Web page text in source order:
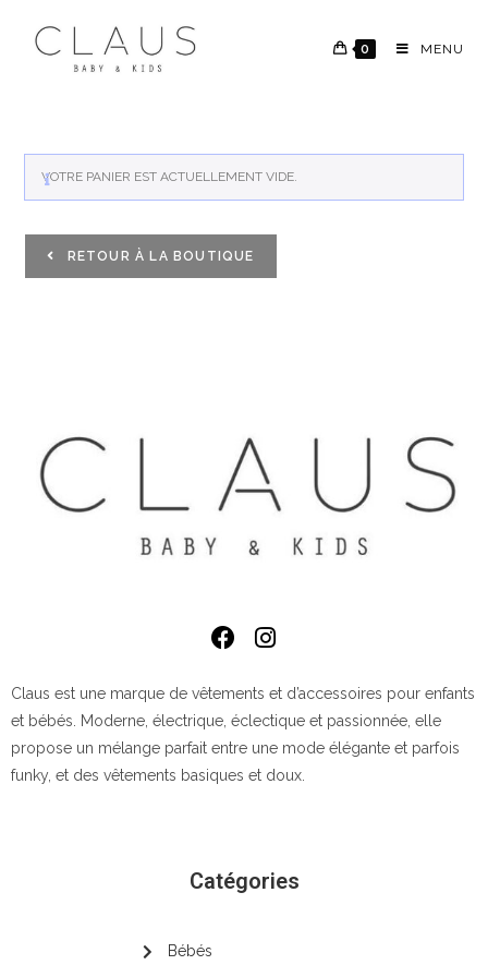
0 MENU
VOTRE PANIER EST ACTUELLEMENT VIDE.
RETOUR À LA BOUTIQUE
Claus est une marque de vêtements et d’accessoires pour enfants
et bébés. Moderne, électrique, éclectique et passionnée, elle
propose un mélange parfait entre une mode élégante et parfois
funky, et des vêtements basiques et doux.
Catégories
Bébés